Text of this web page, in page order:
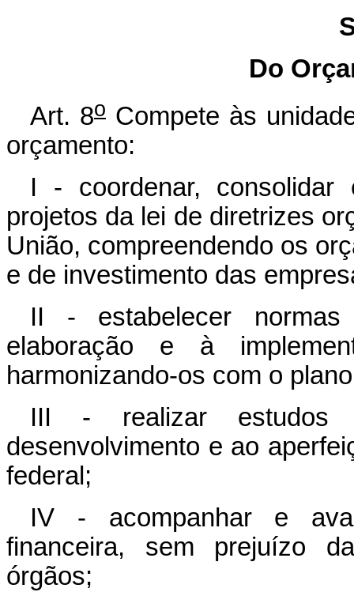
Do
Art. 8o Compete às
orçamento:
I - coordenar, consolidar
projetos da lei de diretrizes
União, compreendendo os
e de investimento das
II - estabelecer
elaboração e à
harmonizando-os com o
III - realizar estudos
desenvolvimento e ao
federal;
IV - acompanhar e
financeira, sem prejuízo
órgãos;